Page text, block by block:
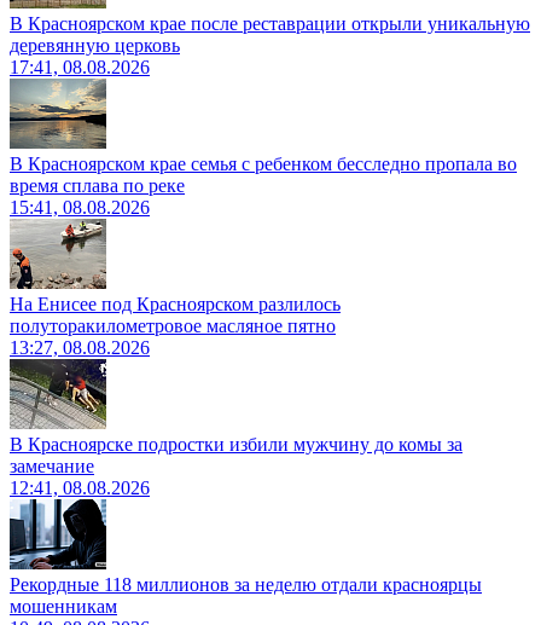
В Красноярском крае после реставрации открыли уникальную
деревянную церковь
17:41, 08.08.2026
В Красноярском крае семья с ребенком бесследно пропала во
время сплава по реке
15:41, 08.08.2026
На Енисее под Красноярском разлилось
полуторакилометровое масляное пятно
13:27, 08.08.2026
В Красноярске подростки избили мужчину до комы за
замечание
12:41, 08.08.2026
Рекордные 118 миллионов за неделю отдали красноярцы
мошенникам